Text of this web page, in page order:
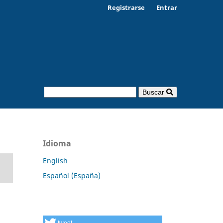
Buscar
Registrarse Entrar
Idioma
English
Español (España)